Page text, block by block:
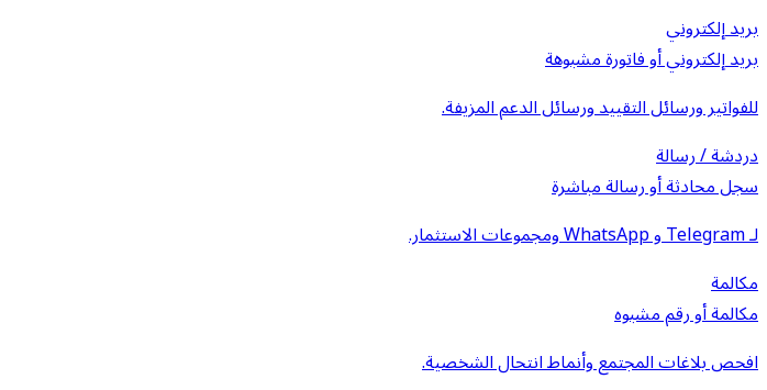
بريد إلكتروني
بريد إلكتروني أو فاتورة مشبوهة
للفواتير ورسائل التقييد ورسائل الدعم المزيفة.
دردشة / رسالة
سجل محادثة أو رسالة مباشرة
لـ Telegram و WhatsApp ومجموعات الاستثمار.
مكالمة
مكالمة أو رقم مشبوه
افحص بلاغات المجتمع وأنماط انتحال الشخصية.